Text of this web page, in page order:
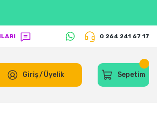
0 264 241 67 17
Giriş/Üyelik Sepetim